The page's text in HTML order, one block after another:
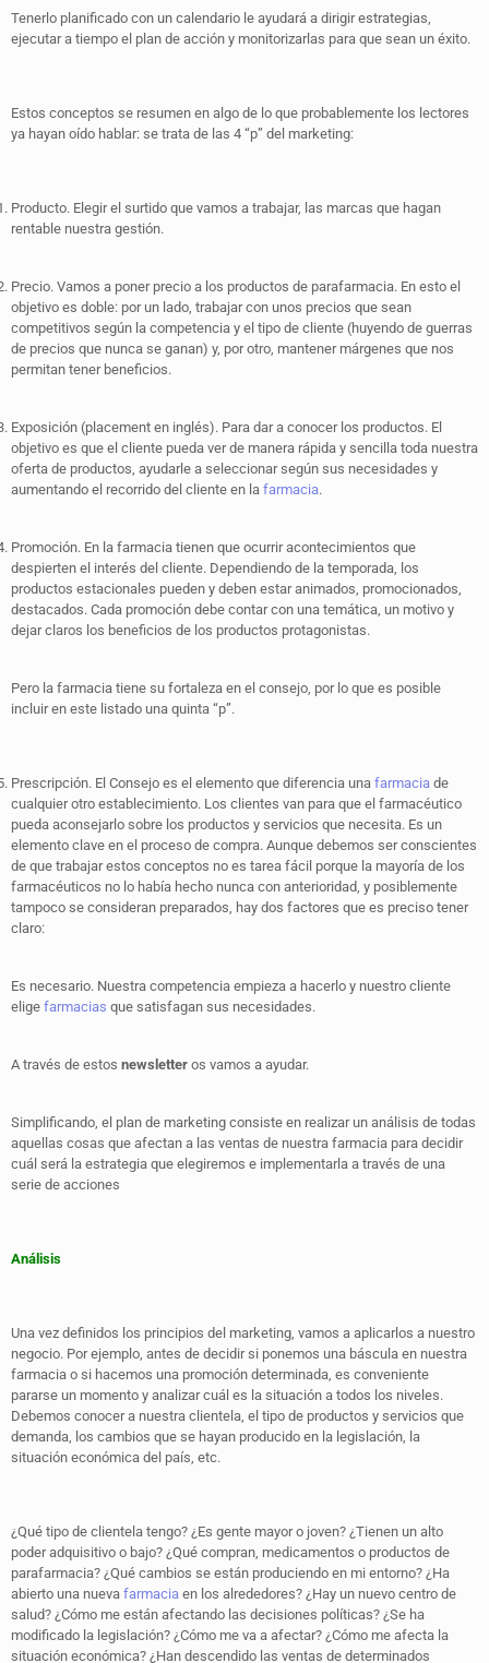
Tenerlo planificado con un calendario le ayudará a dirigir estrategias,
ejecutar a tiempo el plan de acción y monitorizarlas para que sean un éxito.
Estos conceptos se resumen en algo de lo que probablemente los lectores
ya hayan oído hablar: se trata de las 4 “p” del marketing:
Producto. Elegir el surtido que vamos a trabajar, las marcas que hagan
rentable nuestra gestión.
Precio. Vamos a poner precio a los productos de parafarmacia. En esto el
objetivo es doble: por un lado, trabajar con unos precios que sean
competitivos según la competencia y el tipo de cliente (huyendo de guerras
de precios que nunca se ganan) y, por otro, mantener márgenes que nos
permitan tener beneficios.
Exposición (placement en inglés). Para dar a conocer los productos. El
objetivo es que el cliente pueda ver de manera rápida y sencilla toda nuestra
oferta de productos, ayudarle a seleccionar según sus necesidades y
aumentando el recorrido del cliente en la farmacia.
Promoción. En la farmacia tienen que ocurrir acontecimientos que
despierten el interés del cliente. Dependiendo de la temporada, los
productos estacionales pueden y deben estar animados, promocionados,
destacados. Cada promoción debe contar con una temática, un motivo y
dejar claros los beneficios de los productos protagonistas.
Pero la farmacia tiene su fortaleza en el consejo, por lo que es posible
incluir en este listado una quinta “p”.
Prescripción. El Consejo es el elemento que diferencia una farmacia de
cualquier otro establecimiento. Los clientes van para que el farmacéutico
pueda aconsejarlo sobre los productos y servicios que necesita. Es un
elemento clave en el proceso de compra. Aunque debemos ser conscientes
de que trabajar estos conceptos no es tarea fácil porque la mayoría de los
farmacéuticos no lo había hecho nunca con anterioridad, y posiblemente
tampoco se consideran preparados, hay dos factores que es preciso tener
claro:
Es necesario. Nuestra competencia empieza a hacerlo y nuestro cliente
elige farmacias que satisfagan sus necesidades.
A través de estos newsletter os vamos a ayudar.
Simplificando, el plan de marketing consiste en realizar un análisis de todas
aquellas cosas que afectan a las ventas de nuestra farmacia para decidir
cuál será la estrategia que elegiremos e implementarla a través de una
serie de acciones
Análisis
Una vez definidos los principios del marketing, vamos a aplicarlos a nuestro
negocio. Por ejemplo, antes de decidir si ponemos una báscula en nuestra
farmacia o si hacemos una promoción determinada, es conveniente
pararse un momento y analizar cuál es la situación a todos los niveles.
Debemos conocer a nuestra clientela, el tipo de productos y servicios que
demanda, los cambios que se hayan producido en la legislación, la
situación económica del país, etc.
¿Qué tipo de clientela tengo? ¿Es gente mayor o joven? ¿Tienen un alto
poder adquisitivo o bajo? ¿Qué compran, medicamentos o productos de
parafarmacia? ¿Qué cambios se están produciendo en mi entorno? ¿Ha
abierto una nueva farmacia en los alrededores? ¿Hay un nuevo centro de
salud? ¿Cómo me están afectando las decisiones políticas? ¿Se ha
modificado la legislación? ¿Cómo me va a afectar? ¿Cómo me afecta la
situación económica? ¿Han descendido las ventas de determinados